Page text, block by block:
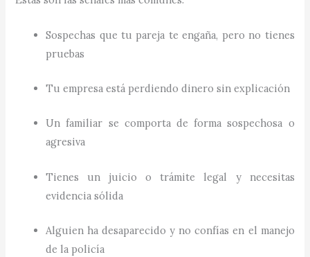
Sospechas que tu pareja te engaña, pero no tienes
pruebas
Tu empresa está perdiendo dinero sin explicación
Un familiar se comporta de forma sospechosa o
agresiva
Tienes un juicio o trámite legal y necesitas
evidencia sólida
Alguien ha desaparecido y no confías en el manejo
de la policía